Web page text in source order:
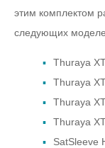
этим комплектом
следующих
Thuraya
Thuraya
Thuraya
Thuraya
SatSleeve